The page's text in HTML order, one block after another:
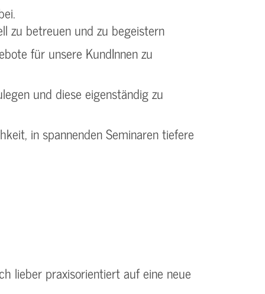
zu betreuen und zu begeistern
für unsere KundInnen zu
und diese eigenständig zu
in spannenden Seminaren tiefere
lieber praxisorientiert auf eine neue